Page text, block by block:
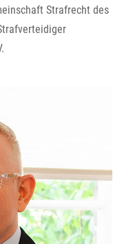
Strafrecht des